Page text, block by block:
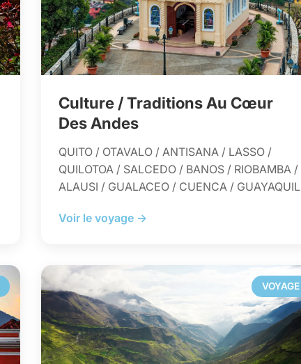
Culture / Traditions Au Cœur
Des Andes
QUITO / OTAVALO / ANTISANA / LASSO /
QUILOTOA / SALCEDO / BANOS / RIOBAMBA /
ALAUSI / GUALACEO / CUENCA / GUAYAQUIL
Voir le voyage →
VOYAGE